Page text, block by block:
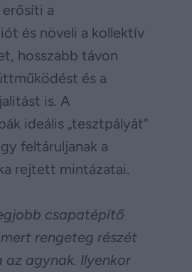
a
és növeli a kollektív
hosszabb távon
és a
is. A
ideális „tesztpályát”
feltáruljanak a
rejtett mintázatai.
csapatépítő
rengeteg részét
agynak. Ilyenkor